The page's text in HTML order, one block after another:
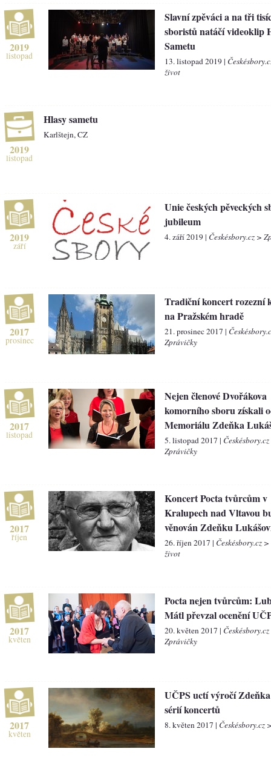
2019
listopad
Slavní zpěváci a na tři
sboristů natáčí videoklip
Sametu
13. listopad 2019 |
život
2019
listopad
Hlasy sametu
Karlštejn, CZ
2019
září
Unie českých pěveckých
jubileum
4. září 2019 | Českésbory.cz >
2017
prosinec
Tradiční koncert rozezní
na Pražském hradě
21. prosinec 2017 |
Zprávičky
2017
listopad
Nejen členové Dvořákova
komorního sboru získali
Memoriálu Zdeňka
5. listopad 2017 |
Zprávičky
2017
říjen
Koncert Pocta tvůrcům v
Kralupech nad Vltavou
věnován Zdeňku
26. říjen 2017 | Českésbory.cz
život
2017
květen
Pocta nejen tvůrcům:
Mátl převzal ocenění
20. květen 2017 |
Zprávičky
2017
květen
UČPS uctí výročí
sérií koncertů
8. květen 2017 | Českésbory.cz